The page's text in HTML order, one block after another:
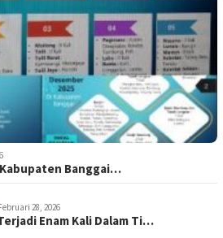
Banggai…
28, 2026
Enam Kali Dalam Ti…